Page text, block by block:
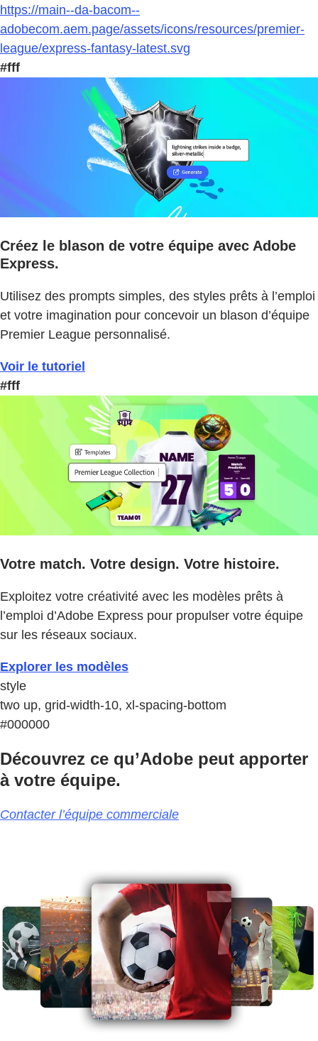
https://main--da-bacom--
adobecom.aem.page/assets/icons/resources/premier-
league/express-fantasy-latest.svg
#fff
Créez le blason de votre équipe avec Adobe
Express.
Utilisez des prompts simples, des styles prêts à l’emploi
et votre imagination pour concevoir un blason d’équipe
Premier League personnalisé.
Voir le tutoriel
#fff
Votre match. Votre design. Votre histoire.
Exploitez votre créativité avec les modèles prêts à
l’emploi d’Adobe Express pour propulser votre équipe
sur les réseaux sociaux.
Explorer les modèles
style
two up, grid-width-10, xl-spacing-bottom
#000000
Découvrez ce qu’Adobe peut apporter
à votre équipe.
Contacter l’équipe commerciale